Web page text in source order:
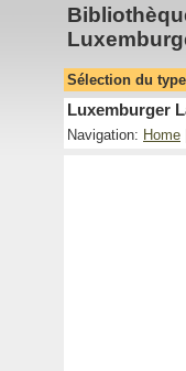
Sélection du
Luxemburger
Navigation: Home